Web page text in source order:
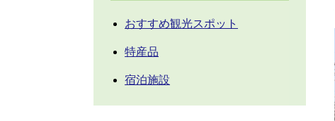
おすすめ観光スポット
特産品
宿泊施設